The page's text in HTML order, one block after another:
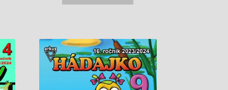
1,19 €. 1,14 €.